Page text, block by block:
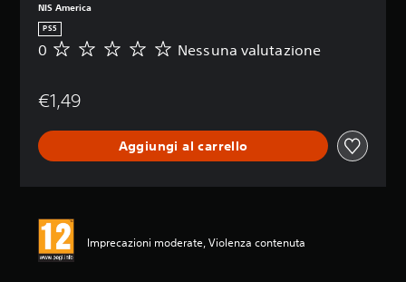
NIS America
PS5
N
s
n
a
t
z
0 Nessuna valutazione
€1,49
Aggiungi al carrello
Imprecazioni moderate, Violenza contenuta